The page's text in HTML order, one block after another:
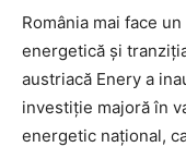
România mai face
energetică și
austriacă Enery a
investiție majoră în
energetic național,